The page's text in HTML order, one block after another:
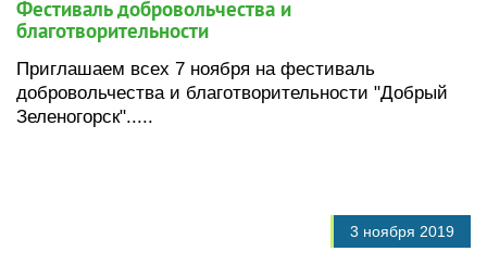
Фестиваль добровольчества и
благотворительности
Приглашаем всех 7 ноября на фестиваль
добровольчества и благотворительности "Добрый
Зеленогорск".....
3 ноября 2019